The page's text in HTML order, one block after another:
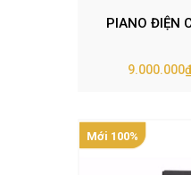
PIANO ĐIỆN
9.000.000₫
Mới 100%